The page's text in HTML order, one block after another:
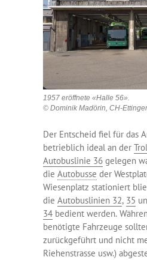
1957 eröffnete «Halle 56».
© Dominik Madörin, CH-
Der Entscheid fiel für das
betrieblich ideal an der
Autobuslinie 36 gelegen
die Autobusse der
Wiesenplatz stationiert
die Autobuslinien 32, 35
34 bedient werden.
benötigte Fahrzeuge
zurückgeführt und nicht
Riehenstrasse usw.)